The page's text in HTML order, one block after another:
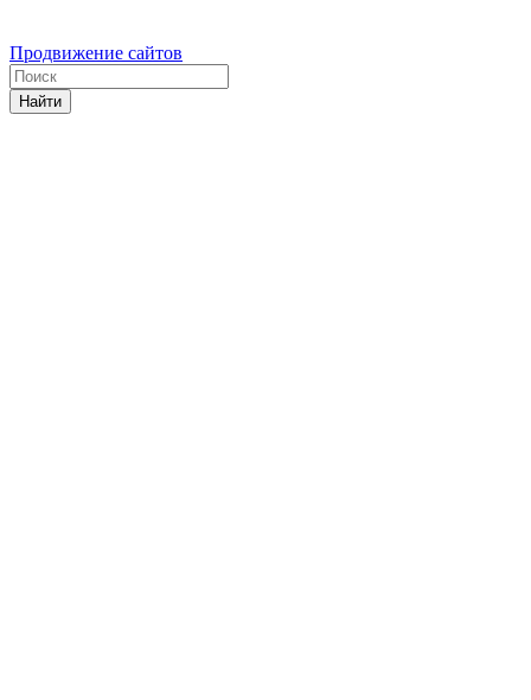
Продвижение сайтов
Найти